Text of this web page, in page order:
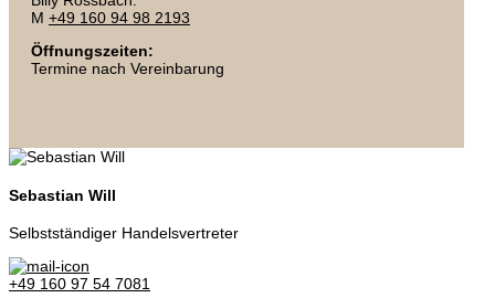
M +49 160 94 98 2193
Öffnungszeiten:
Termine nach Vereinbarung
Sebastian Will
Selbstständiger Handelsvertreter
+49 160 97 54 7081